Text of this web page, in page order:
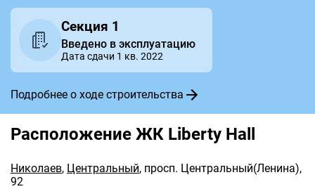
Секция 1
Введено в эксплуатацию
Дата сдачи 1 кв. 2022
Подробнее о ходе строительства
Расположение ЖК Liberty Hall
Николаев, Центральный, просп. Центральный(Ленина),
92